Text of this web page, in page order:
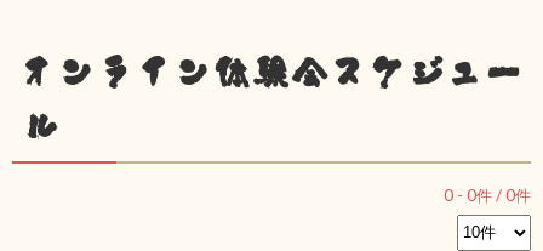
オンライン体験会スケジュー
ル
0 - 0件 /0件